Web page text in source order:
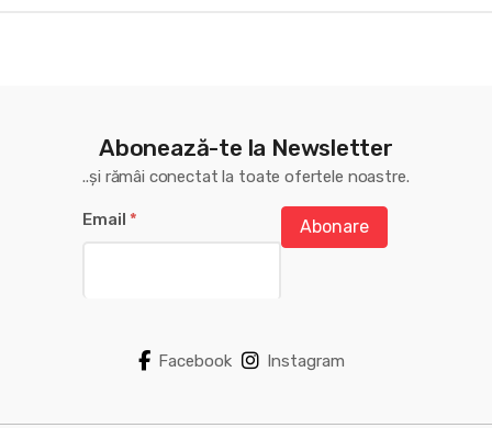
Abonează-te la Newsletter
..și rămâi conectat la toate ofertele noastre.
Email* Abonare
Facebook Instagram